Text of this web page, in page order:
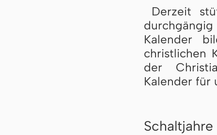
Derzeit
Kalender
christlichen
der
Kalender für
Schaltjahre